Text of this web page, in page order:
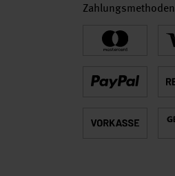
Zahlungsmethoden